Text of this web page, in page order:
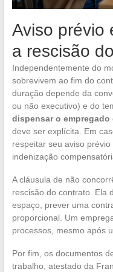
Aviso prévio
a rescisão
Independentemente do
sobrevivem ao fim do
duração depende da
ou não executivo) e do
dispensar o empregado
deve ser explícita. Em
respeitar seu aviso
indenização
A cláusula de não
rescisão do contrato. Ela
espaço, prever uma
proporcional. Um
processos, mesmo após
Por fim, os documentos
trabalho, atestado da